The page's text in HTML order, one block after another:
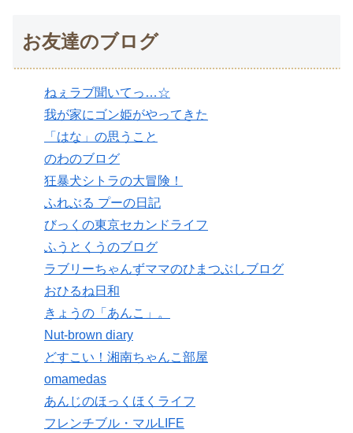
お友達のブログ
ねぇラブ聞いてっ…☆
我が家にゴン姫がやってきた
「はな」の思うこと
のわのブログ
狂暴犬シトラの大冒険！
ふれぶる プーの日記
びっくの東京セカンドライフ
ふうとくうのブログ
ラブリーちゃんずママのひまつぶしブログ
おひるね日和
きょうの「あんこ」。
Nut-brown diary
どすこい！湘南ちゃんこ部屋
omamedas
あんじのほっくほくライフ
フレンチブル・マルLIFE